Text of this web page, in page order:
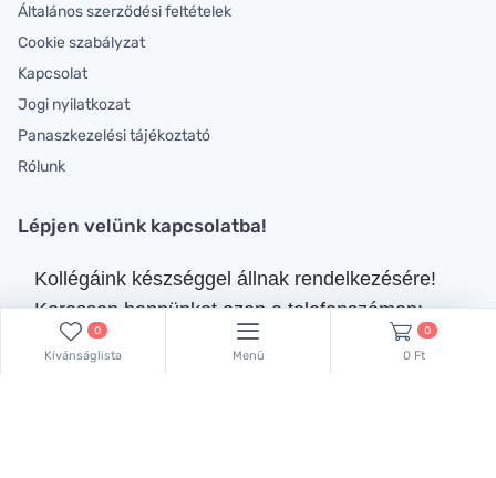
Általános szerződési feltételek
Cookie szabályzat
Kapcsolat
Jogi nyilatkozat
Panaszkezelési tájékoztató
Rólunk
Lépjen velünk kapcsolatba!
Kollégáink készséggel állnak rendelkezésére!
Keressen bennünket ezen a telefonszámon:
+36 70 381 66 83
vagy küldjön emailt:
0
Kívánságlista Menü
0
0 Ft